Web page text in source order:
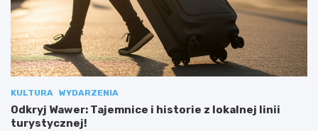
KULTURA WYDARZENIA
Odkryj Wawer: Tajemnice i historie z lokalnej linii
turystycznej!